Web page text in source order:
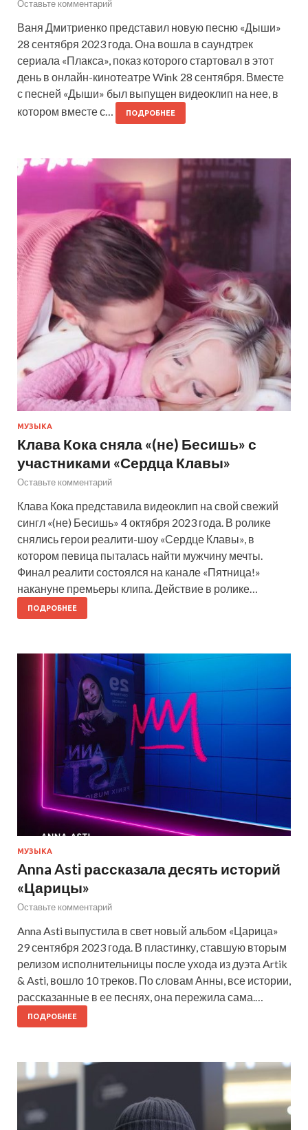
Оставьте комментарий
Ваня Дмитриенко представил новую песню «Дыши»
28 сентября 2023 года. Она вошла в саундтрек
сериала «Плакса», показ которого стартовал в этот
день в онлайн-кинотеатре Wink 28 сентября. Вместе
с песней «Дыши» был выпущен видеоклип на нее, в
котором вместе с…
ПОДРОБНЕЕ
МУЗЫКА
Клава Кока сняла «(не) Бесишь» с
участниками «Сердца Клавы»
Оставьте комментарий
Клава Кока представила видеоклип на свой свежий
сингл «(не) Бесишь» 4 октября 2023 года. В ролике
снялись герои реалити-шоу «Сердце Клавы», в
котором певица пыталась найти мужчину мечты.
Финал реалити состоялся на канале «Пятница!»
накануне премьеры клипа. Действие в ролике…
ПОДРОБНЕЕ
МУЗЫКА
Anna Asti рассказала десять историй
«Царицы»
Оставьте комментарий
Anna Asti выпустила в свет новый альбом «Царица»
29 сентября 2023 года. В пластинку, ставшую вторым
релизом исполнительницы после ухода из дуэта Artik
& Asti, вошло 10 треков. По словам Анны, все истории,
рассказанные в ее песнях, она пережила сама.…
ПОДРОБНЕЕ